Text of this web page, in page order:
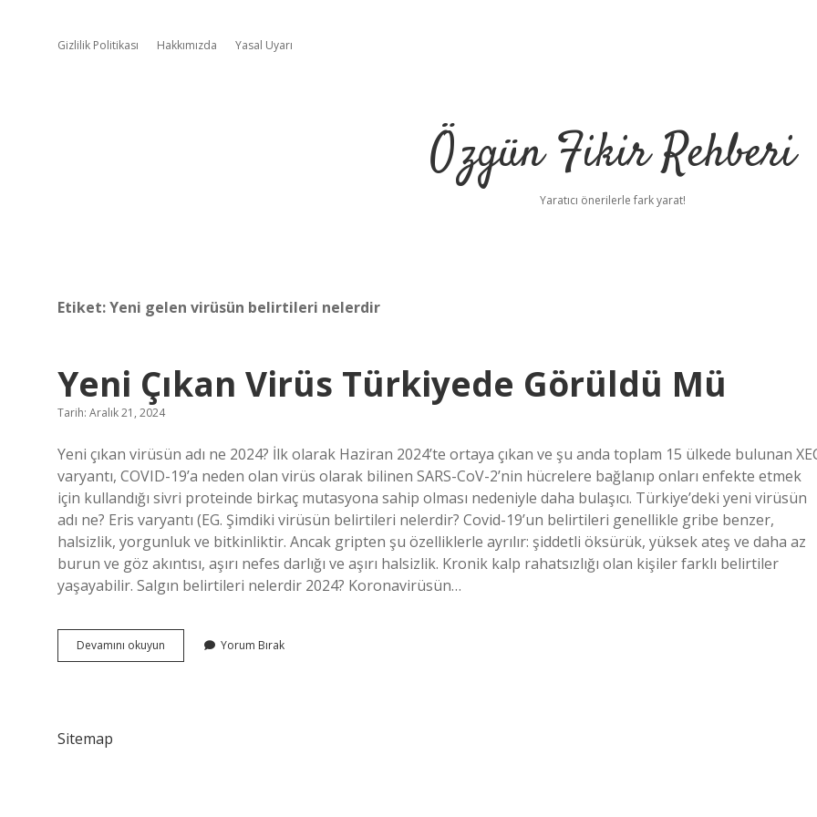
Gizlilik Politikası Hakkımızda Yasal Uyarı
Özgün Fikir Rehberi
Yaratıcı önerilerle fark yarat!
Etiket:Yeni gelen virüsün belirtileri nelerdir
Yeni Çıkan Virüs Türkiyede Görüldü Mü
Tarih: Aralık 21, 2024
Yeni çıkan virüsün adı ne 2024? İlk olarak Haziran 2024’te ortaya çıkan ve şu anda toplam 15 ülkede bulunan
varyantı, COVID-19’a neden olan virüs olarak bilinen SARS-CoV-2’nin hücrelere bağlanıp onları enfekte etmek
için kullandığı sivri proteinde birkaç mutasyona sahip olması nedeniyle daha bulaşıcı. Türkiye’deki yeni virüsün
adı ne? Eris varyantı (EG. Şimdiki virüsün belirtileri nelerdir? Covid-19’un belirtileri genellikle gribe benzer,
halsizlik, yorgunluk ve bitkinliktir. Ancak gripten şu özelliklerle ayrılır: şiddetli öksürük, yüksek ateş ve daha az
burun ve göz akıntısı, aşırı nefes darlığı ve aşırı halsizlik. Kronik kalp rahatsızlığı olan kişiler farklı belirtiler
yaşayabilir. Salgın belirtileri nelerdir 2024? Koronavirüsün…
Devamını okuyun
Çıkan
Yorum Bırak
Sitemap